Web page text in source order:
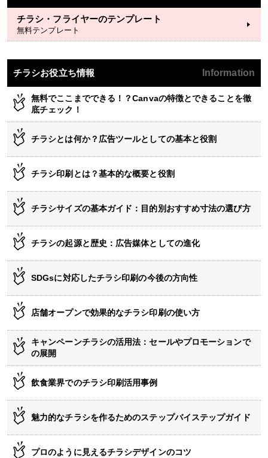
チラシ・フライヤーのテンプレート
無料テンプレート
チラシお役立ち情報 Information
無料でここまでできる！？Canvaの特徴とできることを徹
底チェック！
チラシとは何か？広告ツールとしての基本と役割
チラシ印刷とは？基本的な概要と役割
チラシサイズの基本ガイド：目的別おすすめ寸法の選び方
チラシの起源と歴史：広告媒体としての進化
SDGsに対応したチラシ印刷の今後の方向性
店舗オープンで効果的なチラシ印刷の使い方
キャンペーンチラシの活用法：セールやプロモーションで
の展開
飲食業界でのチラシ印刷活用事例
魅力的なチラシを作るためのステップバイステップガイド
プロのように見えるチラシデザインのコツ